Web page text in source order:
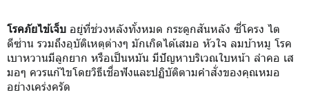
โรคภัยไข้เจ็บ อยู่ที่ช่วงหลังทั้งหมด กระดูกสันหลัง ซี่โครง ไต
ดีซ่าน รวมถึงอุบัติเหตุต่างๆ มักเกิดได้เสมอ หัวใจ ลมบ้าหมู โรค
เบาหวานมีลูกยาก หรือเป็นหมัน มีปัญหาบริเวณใบหน้า ลำคอ เส
มอๆ ควรแก้ไขโดยวิธีเชื่อฟังและปฏิบัติตามคำสั่งของคุณหมอ
อย่างเคร่งครัด